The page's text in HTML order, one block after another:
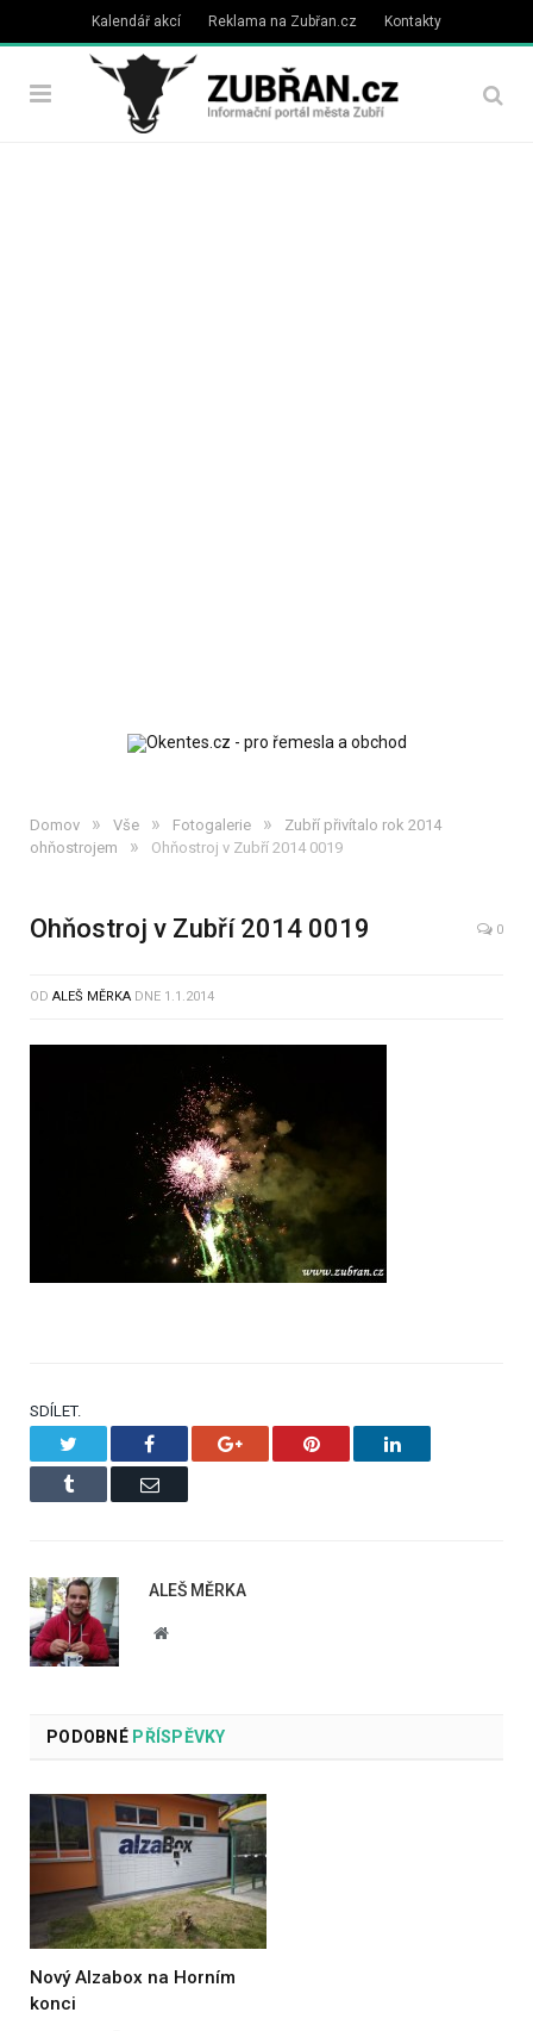
Kalendář akcí Reklama na Zubřan.cz Kontakty
Domov » Vše » Fotogalerie »
Zubří přivítalo rok 2014
ohňostrojem
» Ohňostroj v Zubří 2014 0019
Ohňostroj v Zubří 2014 0019 0
OD ALEŠ MĚRKA DNE 1.1.2014
SDÍLET.
Facebook Google+ Pinterest LinkedIn
Tumblr Email
ALEŠ MĚRKA
Website
PODOBNÉPŘÍSPĚVKY
Nový Alzabox na Horním
konci